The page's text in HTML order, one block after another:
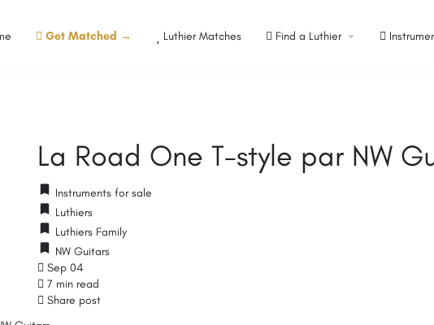
Get Matched → Luthier Matches Find a Luthier
La Road One T-style par NW
Instruments for sale
Luthiers
Luthiers Family
NW Guitars
Sep 04
7 min read
Share post